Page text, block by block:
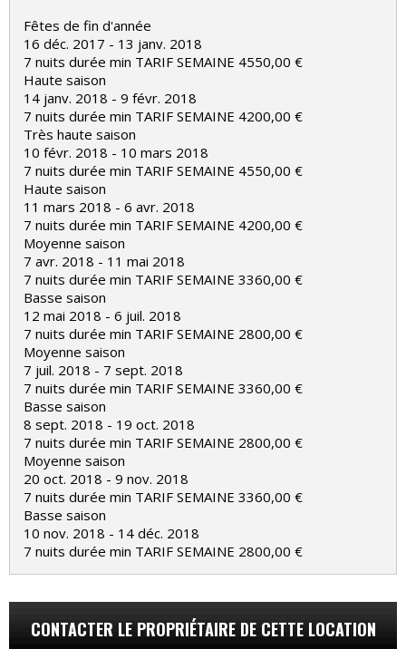
Fêtes de fin d'année
16 déc. 2017 - 13 janv. 2018
7 nuits durée min TARIF SEMAINE 4550,00 €
Haute saison
14 janv. 2018 - 9 févr. 2018
7 nuits durée min TARIF SEMAINE 4200,00 €
Très haute saison
10 févr. 2018 - 10 mars 2018
7 nuits durée min TARIF SEMAINE 4550,00 €
Haute saison
11 mars 2018 - 6 avr. 2018
7 nuits durée min TARIF SEMAINE 4200,00 €
Moyenne saison
7 avr. 2018 - 11 mai 2018
7 nuits durée min TARIF SEMAINE 3360,00 €
Basse saison
12 mai 2018 - 6 juil. 2018
7 nuits durée min TARIF SEMAINE 2800,00 €
Moyenne saison
7 juil. 2018 - 7 sept. 2018
7 nuits durée min TARIF SEMAINE 3360,00 €
Basse saison
8 sept. 2018 - 19 oct. 2018
7 nuits durée min TARIF SEMAINE 2800,00 €
Moyenne saison
20 oct. 2018 - 9 nov. 2018
7 nuits durée min TARIF SEMAINE 3360,00 €
Basse saison
10 nov. 2018 - 14 déc. 2018
7 nuits durée min TARIF SEMAINE 2800,00 €
CONTACTER LE PROPRIÉTAIRE DE CETTE LOCATION